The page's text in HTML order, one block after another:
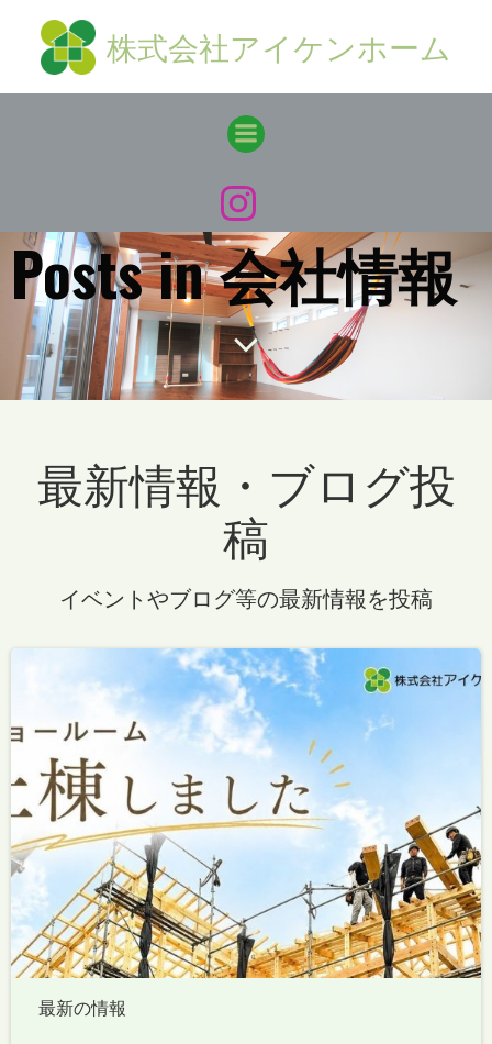
ン
ン
ツ
へ
キ
ッ
プ
株式会社アイケンホーム
Posts in 会社情報
最新情報・ブログ投
稿
イベントやブログ等の最新情報を投稿
最新の情報